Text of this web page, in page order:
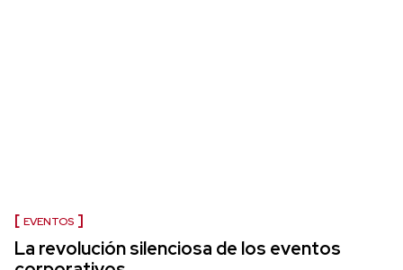
EVENTOS
La revolución silenciosa de los eventos